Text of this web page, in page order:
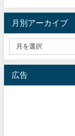
月別アーカイブ
広告